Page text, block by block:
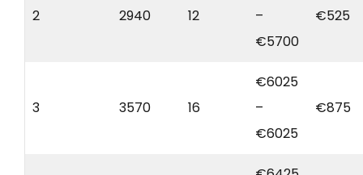
2 2940 12
–
€5700
€525
3 3570 16
€6025
–
€6025
€875